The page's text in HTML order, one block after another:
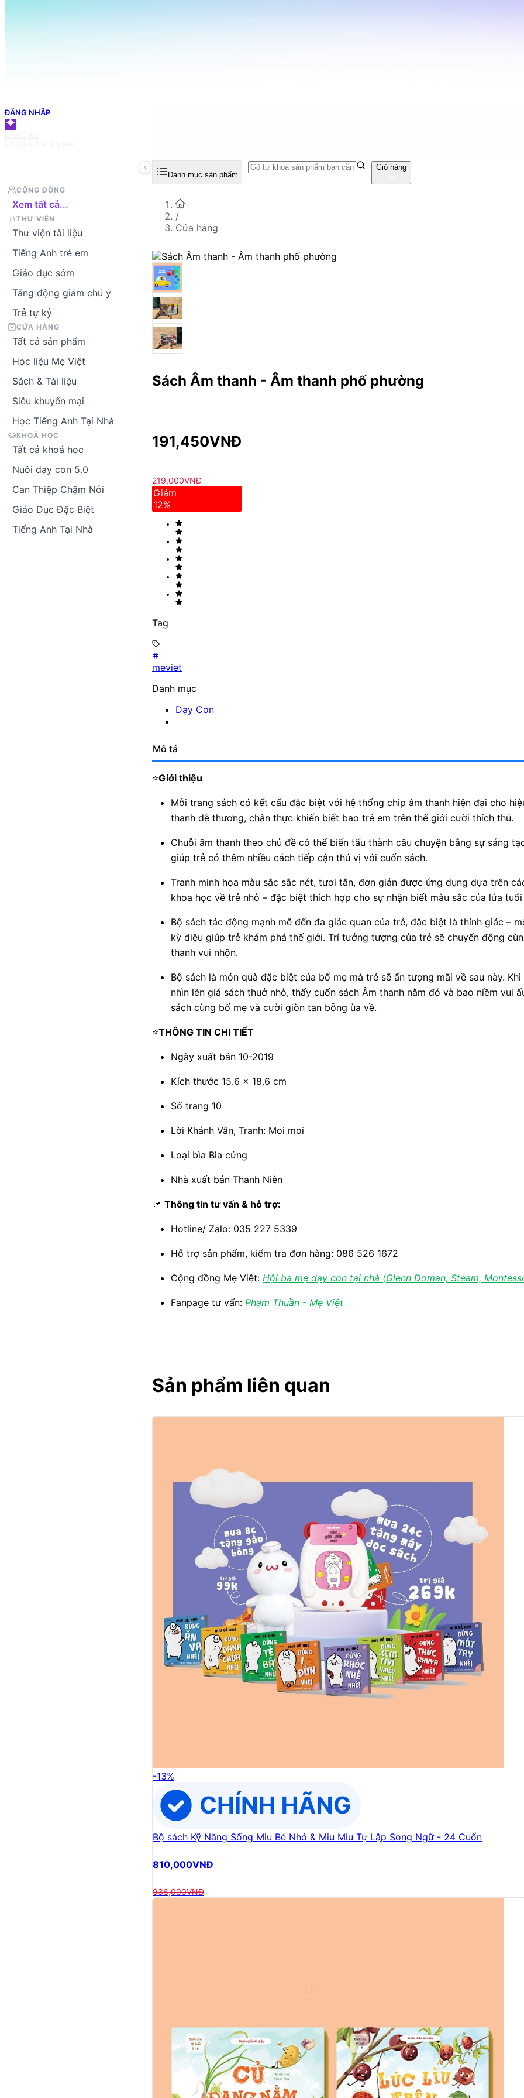
ĐĂNG NHẬP
CỘNG ĐỒNG
Xem tất cả...
THƯ VIỆN
Thư viện tài liệu
Tiếng Anh trẻ em
Giáo dục sớm
Tăng động giảm chú ý
Trẻ tự kỷ
CỬA HÀNG
Tất cả sản phẩm
Học liệu Mẹ Việt
Sách & Tài liệu
Siêu khuyến mại
Học Tiếng Anh Tại Nhà
KHOÁ HỌC
Tất cả khoá học
Nuôi dạy con 5.0
Can Thiệp Chậm Nói
Giáo Dục Đặc Biệt
Tiếng Anh Tại Nhà
Danh mục sản phẩm
Giỏ hàng
/
Cửa hàng
Sách Âm thanh - Âm thanh phố phường
191,450VNĐ
219,000VNĐ
Giảm
12%
Tag
meviet
Danh mục
Dạy Con
Mô tả
⭐Giới thiệu
Mỗi trang sách có kết cấu đặc biệt với hệ thống chip âm thanh hiện đại cho
thanh dễ thương, chân thực khiến biết bao trẻ em trên thế giới cười thích thú.
Chuỗi âm thanh theo chủ đề có thể biến tấu thành câu chuyện bằng sự sáng
giúp trẻ có thêm nhiều cách tiếp cận thú vị với cuốn sách.
Tranh minh họa màu sắc sắc nét, tươi tắn, đơn giản được ứng dụng dựa trên
khoa học về trẻ nhỏ – đặc biệt thích hợp cho sự nhận biết màu sắc của lứa
Bộ sách tác động mạnh mẽ đến đa giác quan của trẻ, đặc biệt là thính giác –
kỳ diệu giúp trẻ khám phá thế giới. Trí tưởng tượng của trẻ sẽ chuyển động
thanh vui nhộn.
Bộ sách là món quà đặc biệt của bố mẹ mà trẻ sẽ ấn tượng mãi về sau này.
nhìn lên giá sách thuở nhỏ, thấy cuốn sách Âm thanh nằm đó và bao niềm vui
sách cùng bố mẹ và cười giòn tan bỗng ùa về.
⭐THÔNG TIN CHI TIẾT
Ngày xuất bản 10-2019
Kích thước 15.6 x 18.6 cm
Số trang 10
Lời Khánh Vân, Tranh: Moi moi
Loại bìa Bìa cứng
Nhà xuất bản Thanh Niên
📌 Thông tin tư vấn & hỗ trợ:
Hotline/ Zalo: 035 227 5339
Hỗ trợ sản phẩm, kiểm tra đơn hàng: 086 526 1672
Cộng đồng Mẹ Việt: Hội ba mẹ dạy con tại nhà (Glenn Doman, Steam,
Fanpage tư vấn: Phạm Thuần - Mẹ Việt
Sản phẩm liên quan
-13%
Bộ sách Kỹ Năng Sống Miu Bé Nhỏ & Miu Miu Tự Lập Song Ngữ - 24 Cuốn
810,000VNĐ
936,000VNĐ